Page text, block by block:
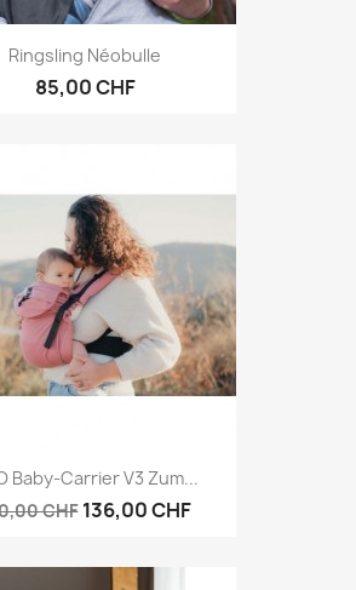
Ringsling Néobulle
85,00 CHF
Baby-Carrier V3 Zum...
CHF 136,00 CHF